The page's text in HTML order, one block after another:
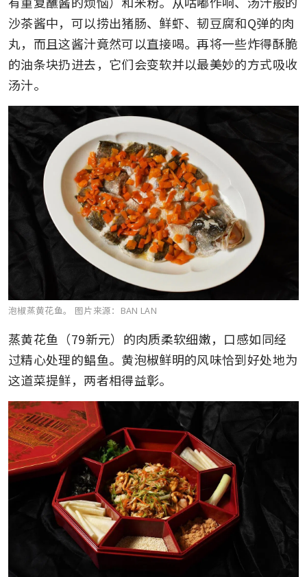
沙茶酱中，可以捞出猪肠、鲜虾、韧豆腐和Q弹的肉
丸，而且这酱汁竟然可以直接喝。再将一些炸得酥脆
的油条块扔进去，它们会变软并以最美妙的方式吸收
汤汁。
泡椒蒸黄花鱼。 图片来源：BAN LAN
蒸黄花鱼（79新元）的肉质柔软细嫩，口感如同经
过精心处理的鲳鱼。黄泡椒鲜明的风味恰到好处地为
这道菜提鲜，两者相得益彰。